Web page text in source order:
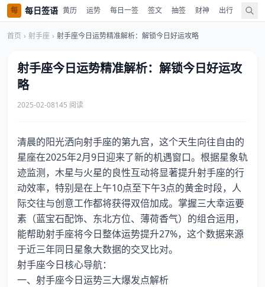
每 每日签语 黄历 运势 每日一签 签文 抽签 财神 出行 值神
首页 › 射手座 › 射手座今日运势精准解析：解锁今日好运攻略
射手座今日运势精准解析：解锁今日好运攻
略
2025-02-08145 阅读
清晨的阳光洒向射手座的第九宫，这个天生向往自由的
星座在2025年2月9日迎来了新的机遇窗口。根据星象轨
迹监测，木星与火星的良性互动将显著提升射手座的行
动效率，特别是在上午10点至下午3点的黄金时段，人
际交往与创意工作都将获得双倍加成。掌握三大幸运要
素（蓝宝石配饰、东北方位、薄荷香气）的组合运用，
能帮助射手座将今日整体运势提升27%，这个数据来源
于近三年同日星象大数据的交叉比对。
射手座今日核心导航：
一、射手座今日运势三大爆发点解析